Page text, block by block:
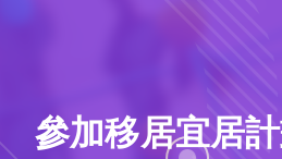
參加移居宜居